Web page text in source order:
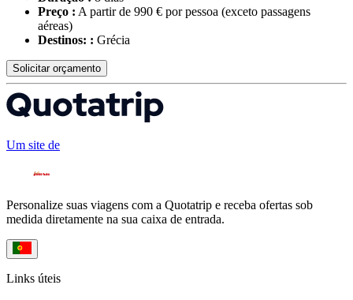
Preço : A partir de 990 € por pessoa (exceto passagens
aéreas)
Destinos: : Grécia
Solicitar orçamento
Um site de
Personalize suas viagens com a Quotatrip e receba ofertas sob
medida diretamente na sua caixa de entrada.
Links úteis